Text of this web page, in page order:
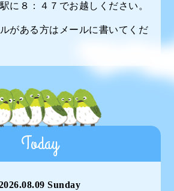
に８：４７でお越しください。
がある方はメールに書いてくだ
Today
Sunday